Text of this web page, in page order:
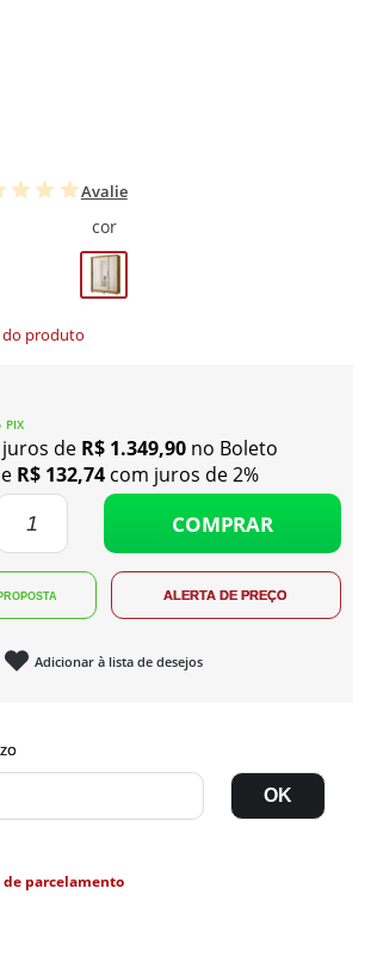
Avalie
cor
do produto
PIX
de R$ 1.349,90 no Boleto
R$ 132,74 com juros de 2%
COMPRAR
Adicionar à lista de desejos
de parcelamento